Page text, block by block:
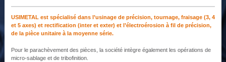
USIMETAL est spécialisé dans l’usinage de précision, tournage, fraisage (3, 4
et 5 axes) et rectification (inter et exter) et l’électroérosion à fil de précision,
de la pièce unitaire à la moyenne série.
Pour le parachèvement des pièces, la société intègre également les opérations de
micro-sablage et de tribofinition.